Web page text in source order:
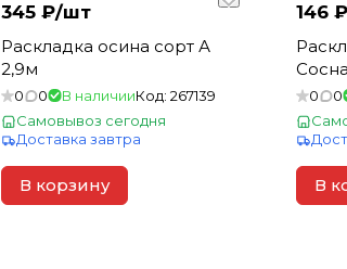
345 ₽/шт
Раскладка осина сорт А
2,9м
0 0 В наличииКод: 267139
Самовывоз сегодня
Доставка завтра
В корзину
146
Сосна
0 0
В